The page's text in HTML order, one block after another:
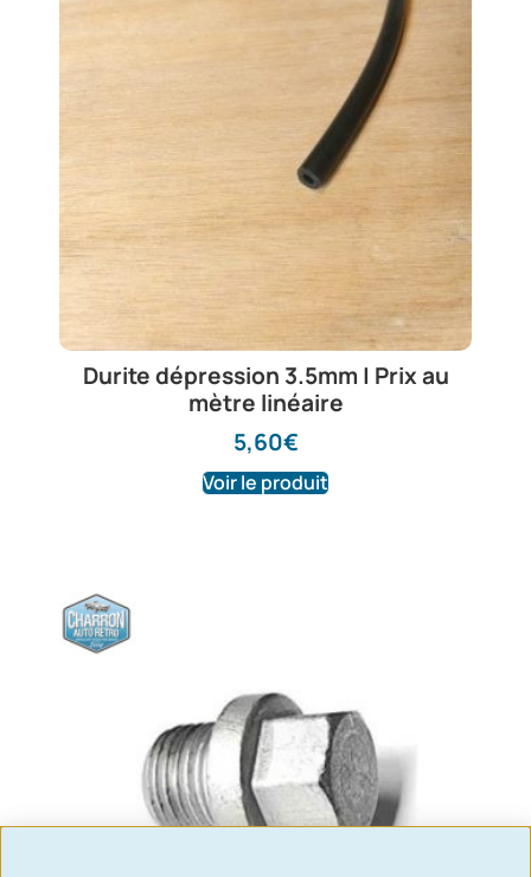
Durite dépression 3.5mm | Prix au
mètre linéaire
5,60€
Voir le produit